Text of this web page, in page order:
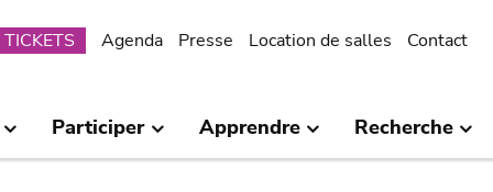
TICKETS Agenda Presse Location de salles Contact
Participer Apprendre Recherche